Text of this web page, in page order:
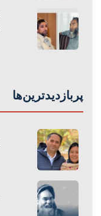
پربازدیدترین‌ها